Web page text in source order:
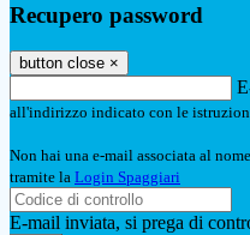
Recupero password
button close ×
all'indirizzo indicato con le
Non hai una e-mail associata al
tramite la Login Spaggiari
E-mail inviata, si prega di